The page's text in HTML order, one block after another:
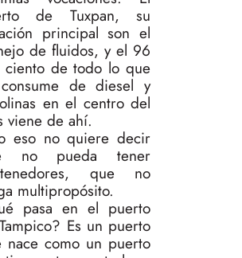
de Tuxpan, su
principal son el
de fluidos, y el 96
ciento de todo lo que
de diesel y
en el centro del
viene de ahí.
eso no quiere decir
no pueda tener
que no
multipropósito.
pasa en el puerto
Es un puerto
nace como un puerto